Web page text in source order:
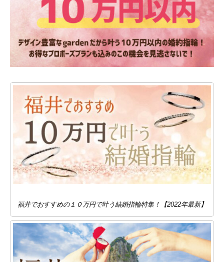
福井でおすすめの１０万円で叶う結婚指輪特集！【2022年最新】